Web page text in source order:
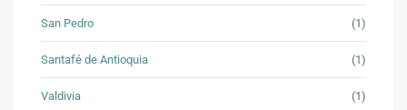
San Pedro (1)
Santafé de Antioquia (1)
Valdivia (1)